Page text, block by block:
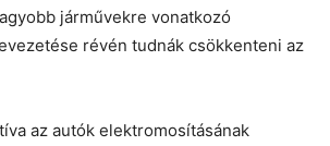
járművekre vonatkozó
révén tudnák csökkenteni az
az autók elektromosításának